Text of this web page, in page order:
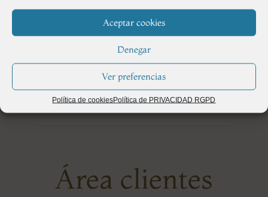
Aceptar cookies
Denegar
Ver preferencias
Política de cookiesPolítica de PRIVACIDAD RGPD
Calle Polo y Peyrolón 20 · 46021 · Valencia, España Teléfono:
(+34) 963 69 25 80
Área clientes